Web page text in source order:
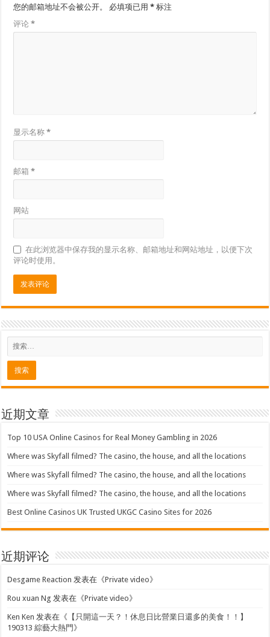
您的邮箱地址不会被公开。 必填项已用* 标注
评论*
显示名称*
邮箱*
网站
在此浏览器中保存我的显示名称、邮箱地址和网站地址，以便下次
评论时使用。
近期文章
Top 10 USA Online Casinos for Real Money Gambling in 2026
Where was Skyfall filmed? The casino, the house, and all the locations
Where was Skyfall filmed? The casino, the house, and all the locations
Where was Skyfall filmed? The casino, the house, and all the locations
Best Online Casinos UK Trusted UKGC Casino Sites for 2026
近期评论
Desgame Reaction 发表在《Private video》
Rou xuan Ng 发表在《Private video》
Ken Ken 发表在《 【只開這一天？！休息日比營業日還多的美食！！】
190313 綜藝大熱門 》